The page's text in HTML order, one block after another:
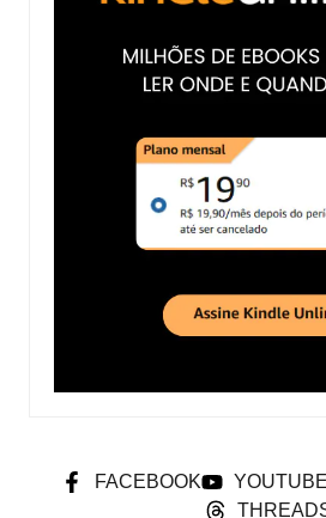
FACEBOOK YOUTUBE